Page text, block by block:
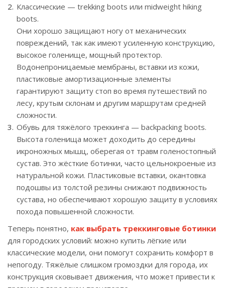
Классические — trekking boots или midweight hiking
boots.
Они хорошо защищают ногу от механических
повреждений, так как имеют усиленную конструкцию,
высокое голенище, мощный протектор.
Водонепроницаемые мембраны, вставки из кожи,
пластиковые амортизационные элементы
гарантируют защиту стоп во время путешествий по
лесу, крутым склонам и другим маршрутам средней
сложности.
Обувь для тяжёлого треккинга — backpacking boots.
Высота голенища может доходить до середины
икроножных мышц, оберегая от травм голеностопный
сустав. Это жёсткие ботинки, часто цельнокроеные из
натуральной кожи. Пластиковые вставки, окантовка
подошвы из толстой резины снижают подвижность
сустава, но обеспечивают хорошую защиту в условиях
похода повышенной сложности.
Теперь понятно, как выбрать треккинговые ботинки
для городских условий: можно купить лёгкие или
классические модели, они помогут сохранить комфорт в
непогоду. Тяжёлые слишком громоздки для города, их
конструкция сковывает движения, что может привести к